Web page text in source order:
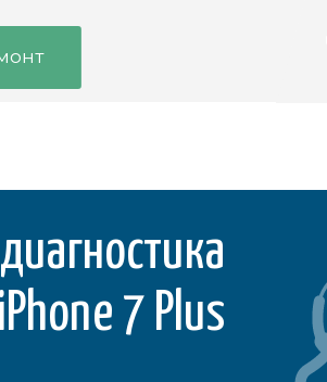
диагностика
iPhone 7 Plus